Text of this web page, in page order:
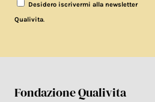
Desidero iscrivermi alla newsletter
Qualivita.
Fondazione Qualivita